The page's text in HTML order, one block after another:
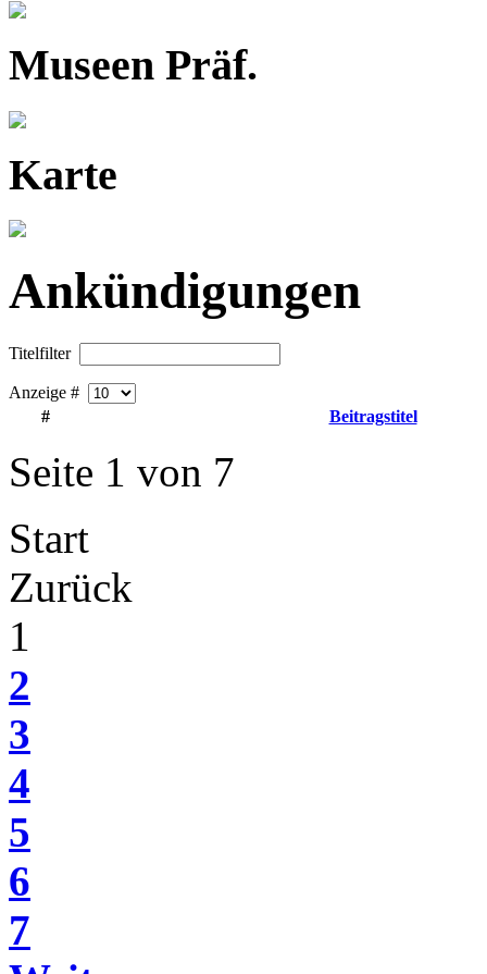
Museen Präf.
Karte
Ankündigungen
Titelfilter
Anzeige #
#
Beitragstitel
Seite 1 von 7
Start
Zurück
1
2
3
4
5
6
7